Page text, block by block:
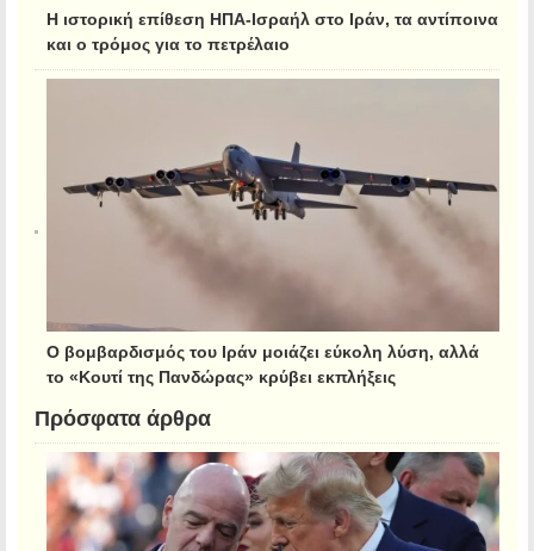
Η ιστορική επίθεση ΗΠΑ-Ισραήλ στο Ιράν, τα αντίποινα
και ο τρόμος για το πετρέλαιο
Ο βομβαρδισμός του Ιράν μοιάζει εύκολη λύση, αλλά
το «Κουτί της Πανδώρας» κρύβει εκπλήξεις
Πρόσφατα άρθρα